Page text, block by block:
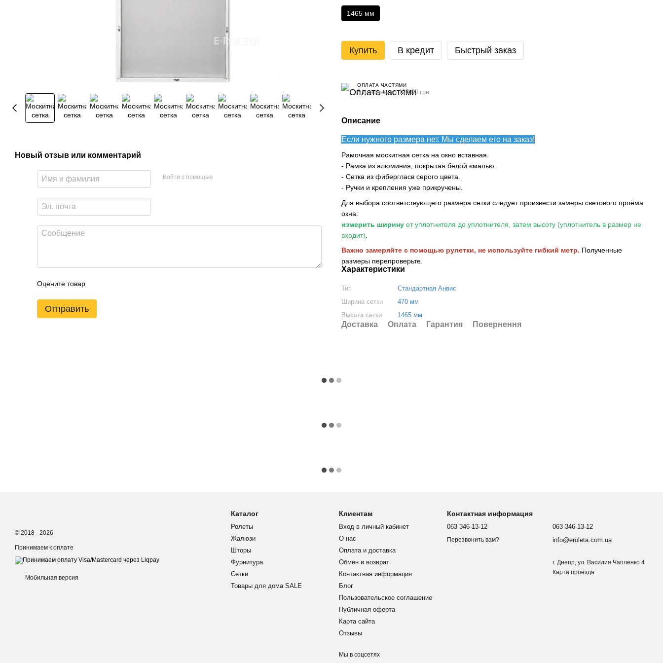
Новый отзыв или комментарий
Войти с помощью
Оцените товар
Отправить
1465 мм
Купить В кредит Быстрый заказ
ОПЛАТА ЧАСТЯМИ
3 платежа по 190.00 грн
Описание
Если нужного размера нет. Мы сделаем его на заказ!
Рамочная москитная сетка на окно вставная.
- Рамка из алюминия, покрытая белой ємалью.
- Сетка из фибергласв серого цвета.
- Ручки и крепления уже прикручены.
Для выбора соответствующего размера сетки следует произвести замеры светового проёма
окна:
измерить ширину от уплотнителя до уплотнителя, затем высоту (уплотнитель в размер не
входит)
Важно замеряйте с помощью рулетки, не используйте гибкий метр. Полученные
размеры перепроверьте.
Характеристики
Тип
Стандартная Анвис
Ширина сетки
470 мм
Высота сетки
1465 мм
Доставка Оплата Гарантия Повернення
© 2018 - 2026
Принимаем к оплате
Мобильная версия
Каталог
Ролеты
Жалюзи
Шторы
Фурнитура
Сетки
Товары для дома SALE
Клиентам
Вход в личный кабинет
О нас
Оплата и доставка
Обмен и возврат
Контактная информация
Блог
Пользовательское соглашение
Публичная оферта
Карта сайта
Отзывы
Мы в соцсетях
Контактная информация
063 346-13-12
Перезвонить вам?
063 346-13-12
info@eroleta.com.ua
г. Днепр, ул. Василия Чапленко 4
Карта проезда